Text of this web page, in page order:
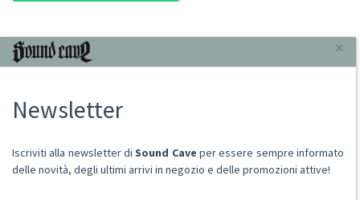
INFORMAZIONI
Punto Vendita
Spese postali
Domande Comuni
×
Newsletter
Iscriviti alla newsletter diSound Cave per essere sempre informato
delle novità, degli ultimi arrivi in negozio e delle promozioni attive!